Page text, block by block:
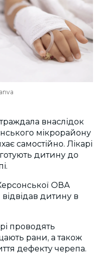
внаслідок
мікрорайону
самостійно. Лікарі
дитину до
ОВА
дитину в
проводять
рани, а також
дефекту черепа.